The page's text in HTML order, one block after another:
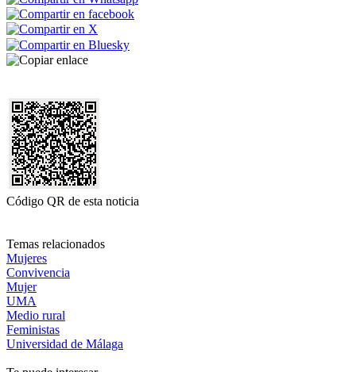
Código QR de esta noticia
Temas relacionados
Mujeres
Convivencia
Mujer
UMA
Medio rural
Feministas
Universidad de Málaga